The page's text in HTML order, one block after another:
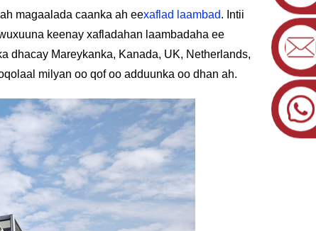
magaalada caanka ah eexaflad laambad. Intii
keenay xafladahan laambadaha ee
dhacay Mareykanka, Kanada, UK, Netherlands,
milyan oo qof oo adduunka oo dhan ah.